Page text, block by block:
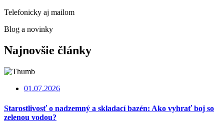
Telefonicky aj mailom
Blog a novinky
Najnovšie články
01.07.2026
Starostlivosť o nadzemný a skladací bazén: Ako vyhrať boj so
zelenou vodou?